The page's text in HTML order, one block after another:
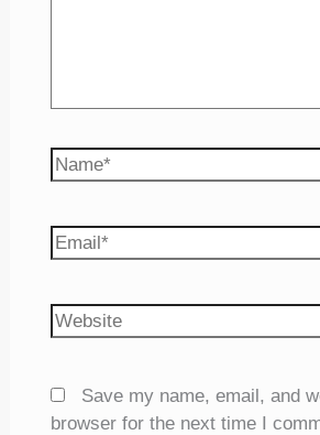
Name*
Email*
Website
Save my name, email, and
browser for the next time I